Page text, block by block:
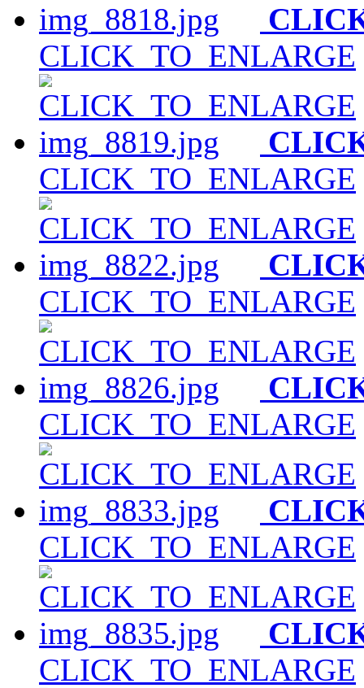
CLICK_TO_ENLARGE
CLICK_TO_ENLARGE
CLICK_TO_ENLARGE
CLICK_TO_ENLARGE
CLICK_TO_ENLARGE
CLICK_TO_ENLARGE